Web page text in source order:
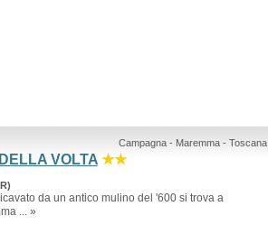
Campagna - Maremma - Toscana
VOLTA ★★
da un antico mulino del '600 si trova a
... »